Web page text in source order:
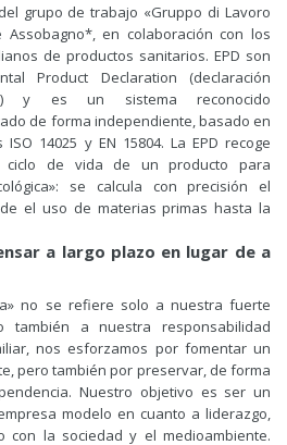
grupo de trabajo «Gruppo di Lavoro
Assobagno*, en colaboración con los
de productos sanitarios. EPD son
Product Declaration (declaración
y es un sistema reconocido
de forma independiente, basado en
14025 y EN 15804. La EPD recoge
ciclo de vida de un producto para
se calcula con precisión el
el uso de materias primas hasta la
a largo plazo en lugar de a
no se refiere solo a nuestra fuerte
también a nuestra responsabilidad
nos esforzamos por fomentar un
pero también por preservar, de forma
Nuestro objetivo es ser un
modelo en cuanto a liderazgo,
con la sociedad y el medioambiente.